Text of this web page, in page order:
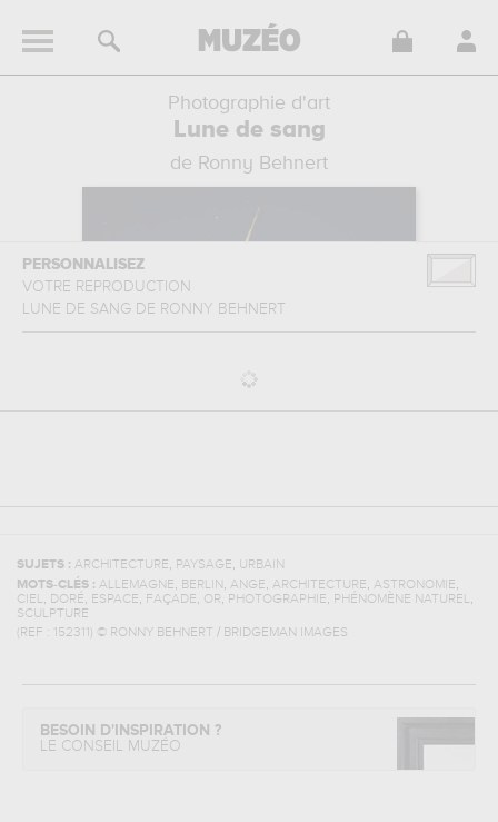
Photographie d'art
Lune de sang
de Ronny Behnert
PERSONNALISEZ
VOTRE REPRODUCTION
LUNE DE SANG DE RONNY BEHNERT
SUJETS : ARCHITECTURE, PAYSAGE, URBAIN
MOTS-CLÉS : ALLEMAGNE, BERLIN , ANGE, ARCHITECTURE, ASTRONOMIE,
CIEL, DORÉ, ESPACE, FAÇADE, OR, PHOTOGRAPHIE, PHÉNOMÈNE NATUREL,
SCULPTURE
(REF :
152311 ) © RONNY BEHNERT / BRIDGEMAN IMAGES
BESOIN D'INSPIRATION ?
LE CONSEIL MUZÉO